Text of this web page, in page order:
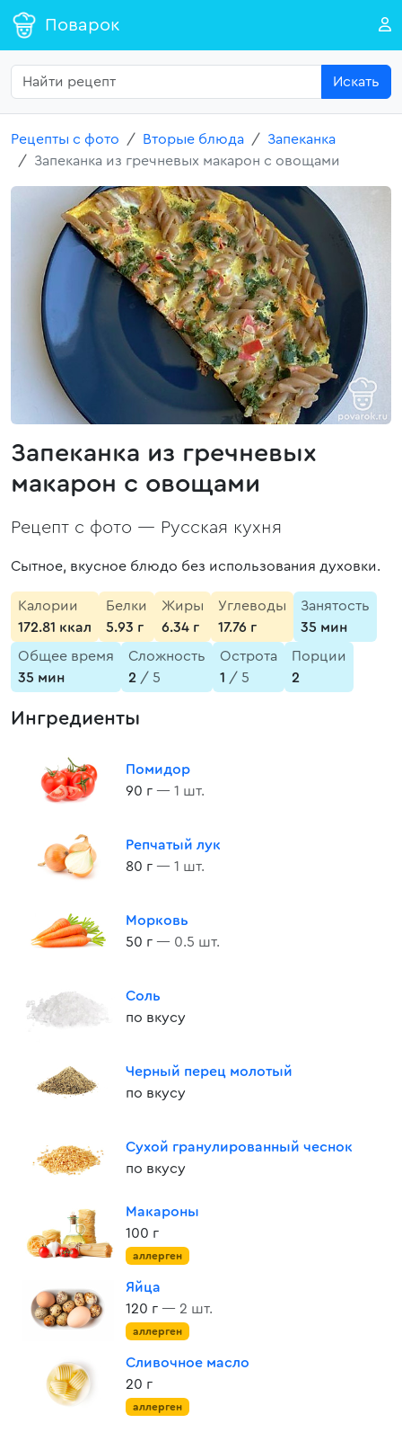
Поварок
Искать
Рецепты с фото Вторые блюда
Запеканка
Запеканка из гречневых макарон с овощами
Запеканка из гречневых
макарон с овощами
Рецепт с фото — Русская кухня
Сытное, вкусное блюдо без использования духовки.
Калории
172.81 ккал
Белки
5.93 г
Жиры
6.34 г
Углеводы
17.76 г
Занятость
35 мин
Общее время
35 мин
Сложность
2 / 5
Острота
1 / 5
Порции
2
Ингредиенты
Помидор
90 г — 1 шт.
Репчатый лук
80 г — 1 шт.
Морковь
50 г — 0.5 шт.
Соль
по вкусу
Черный перец молотый
по вкусу
Сухой гранулированный чеснок
по вкусу
Макароны
100 г
аллерген
Яйца
120 г — 2 шт.
аллерген
Сливочное масло
20 г
аллерген